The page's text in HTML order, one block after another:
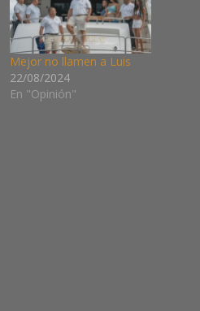
Mejor no llamen a Luis
22/08/2024
En "Opinión"